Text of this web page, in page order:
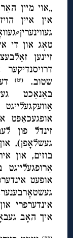
„אוי מיין
אין איין
טאָג און די
זיינען
שטוב.
(יט)
באַנאַכט
אופגעכאַפּט
זינדל פון
געשלאָפן),
בוזים, און
אופעט
אינדערפרי
איך האָב